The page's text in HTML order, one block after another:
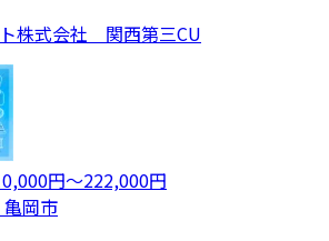
株式会社 関西第三CU
円〜222,000円
岡市